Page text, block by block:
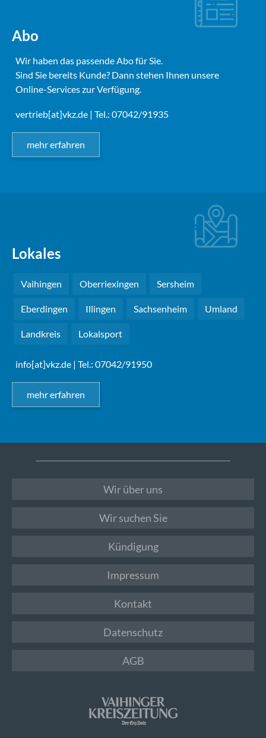
Abo
Wir haben das passende Abo für Sie.
Sind Sie bereits Kunde? Dann stehen Ihnen unsere
Online-Services zur Verfügung.
vertrieb[at]vkz.de | Tel.: 07042/91935
mehr erfahren
Lokales
Vaihingen Oberriexingen Sersheim
Eberdingen Illingen Sachsenheim Umland
Landkreis Lokalsport
info[at]vkz.de | Tel.: 07042/91950
mehr erfahren
Wir über uns
Wir suchen Sie
Kündigung
Impressum
Kontakt
Datenschutz
AGB